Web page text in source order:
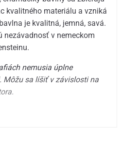
kvalitného materiálu a vzniká
je kvalitná, jemná, savá.
nezávadnosť v nemeckom
nemusia úplne
Môžu sa líšiť v závislosti na